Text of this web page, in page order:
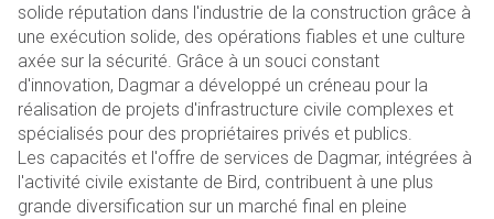
solide réputation dans l'industrie de la construction grâce à
une exécution solide, des opérations fiables et une culture
axée sur la sécurité. Grâce à un souci constant
d'innovation, Dagmar a développé un créneau pour la
réalisation de projets d'infrastructure civile complexes et
spécialisés pour des propriétaires privés et publics.
Les capacités et l'offre de services de Dagmar, intégrées à
l'activité civile existante de Bird, contribuent à une plus
grande diversification sur un marché final en pleine